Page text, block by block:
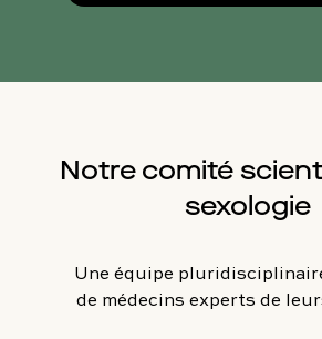
Notre comité
sexologie
Une équipe
de médecins experts de